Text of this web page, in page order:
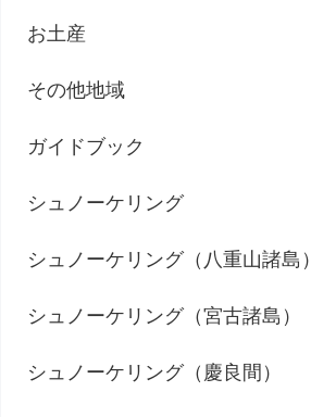
お土産
その他地域
ガイドブック
シュノーケリング
シュノーケリング（八重山諸島）
シュノーケリング（宮古諸島）
シュノーケリング（慶良間）